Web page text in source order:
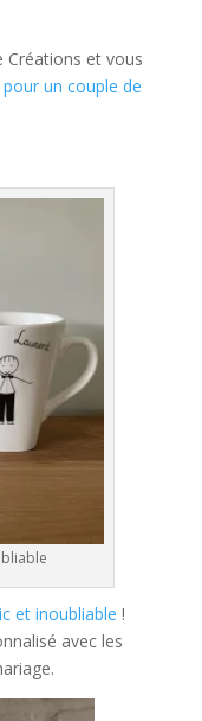
Créations et vous
un couple de
et inoubliable !
avec les